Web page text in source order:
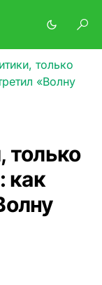
только
«Волну
только
как